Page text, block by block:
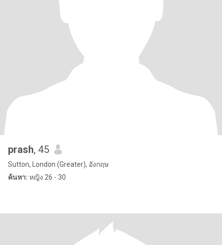
prash, 45
Sutton, London (Greater), อังกฤษ
ค้นหา: หญิง 26 - 30